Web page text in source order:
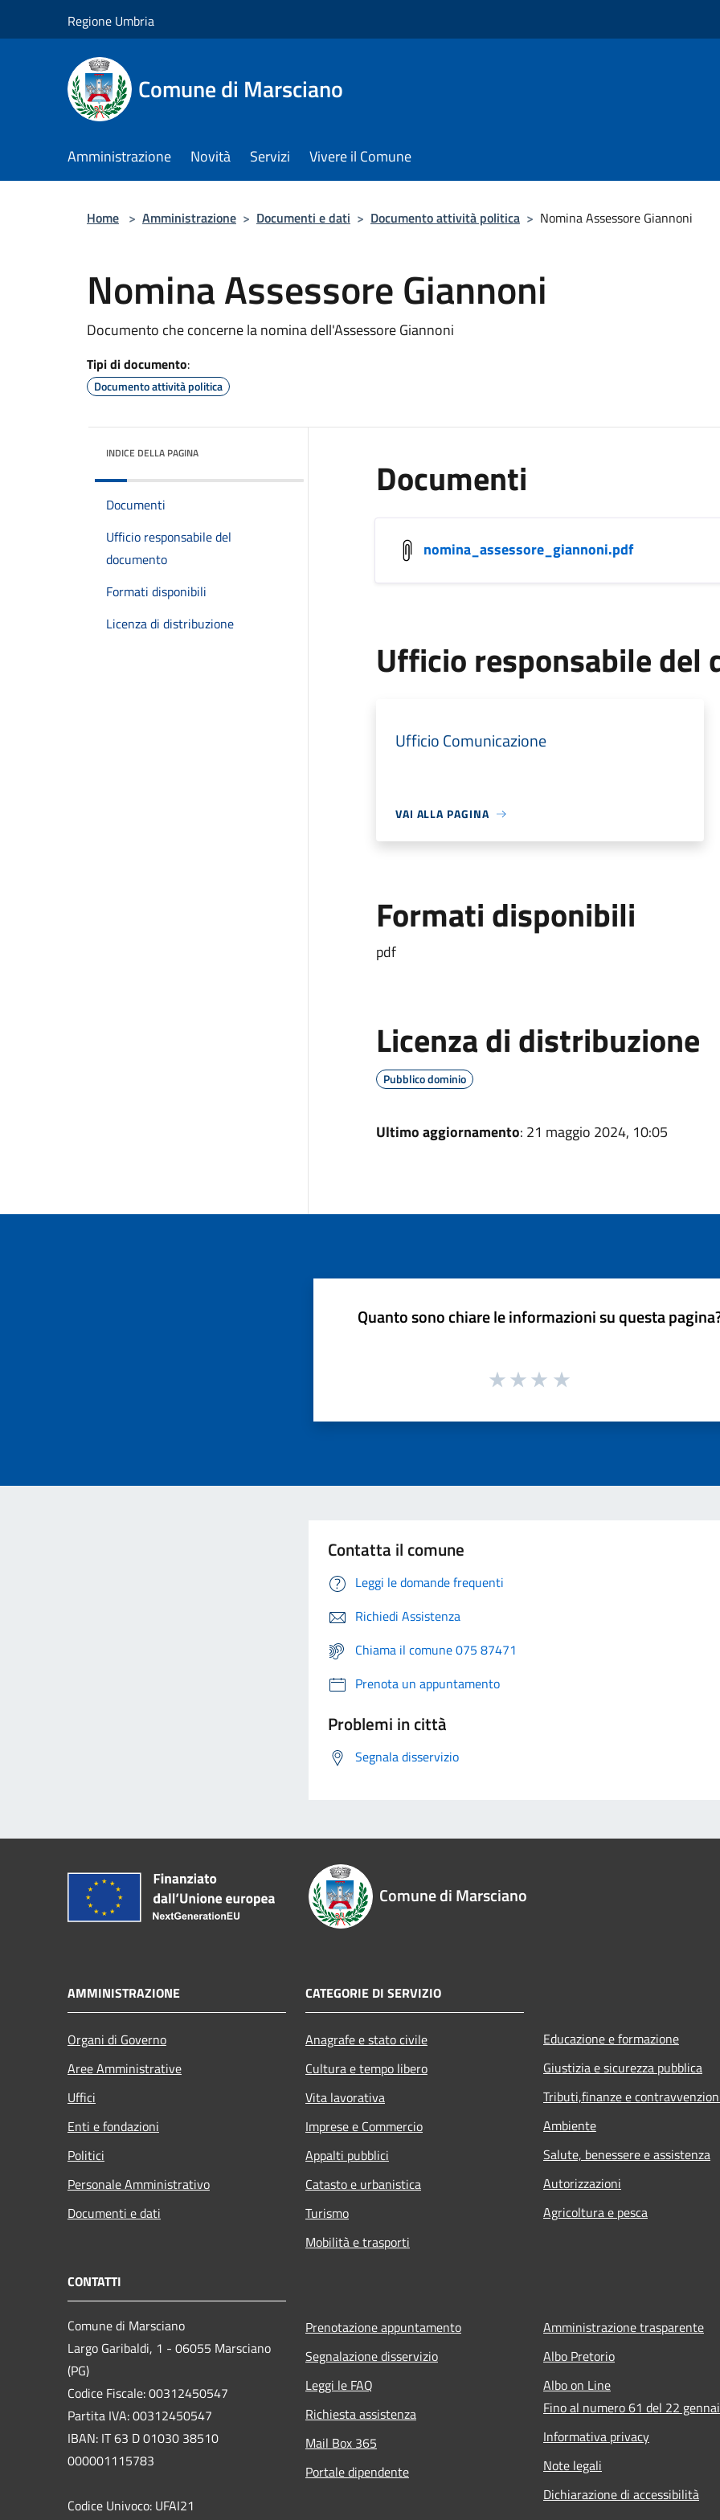
Regione Umbria
Comune di Marsciano
Amministrazione Novità Servizi Vivere il Comune
Home > Amministrazione > Documenti e dati > Documento attività politica > Nomina Assessore Giannoni
Nomina Assessore Giannoni
Documento che concerne la nomina dell'Assessore Giannoni
Tipi di documento:
Documento attività politica
INDICE DELLA PAGINA
Documenti
Ufficio responsabile del
documento
Formati disponibili
Licenza di distribuzione
Documenti
nomina_assessore_giannoni.pdf
Ufficio responsabile del
Ufficio Comunicazione
VAI ALLA PAGINA
Formati disponibili
pdf
Licenza di distribuzione
Pubblico dominio
Ultimo aggiornamento: 21 maggio 2024, 10:05
Quanto sono chiare le informazioni su questa
Contatta il comune
Leggi le domande frequenti
Richiedi Assistenza
Chiama il comune 075 87471
Prenota un appuntamento
Problemi in città
Segnala disservizio
Comune di Marsciano
AMMINISTRAZIONE
Organi di Governo
Aree Amministrative
Uffici
Enti e fondazioni
Politici
Personale Amministrativo
Documenti e dati
CATEGORIE DI SERVIZIO
Anagrafe e stato civile
Cultura e tempo libero
Vita lavorativa
Imprese e Commercio
Appalti pubblici
Catasto e urbanistica
Turismo
Mobilità e trasporti
Educazione e formazione
Giustizia e sicurezza pubblica
Tributi,finanze e
Ambiente
Salute, benessere e assistenza
Autorizzazioni
Agricoltura e pesca
CONTATTI
Comune di Marsciano
Largo Garibaldi, 1 - 06055 Marsciano
(PG)
Codice Fiscale: 00312450547
Partita IVA: 00312450547
IBAN: IT 63 D 01030 38510
000001115783
Codice Univoco: UFAI21
Prenotazione appuntamento
Segnalazione disservizio
Leggi le FAQ
Richiesta assistenza
Mail Box 365
Portale dipendente
Amministrazione trasparente
Albo Pretorio
Albo on Line
Fino al numero 61 del 22
Informativa privacy
Note legali
Dichiarazione di accessibilità